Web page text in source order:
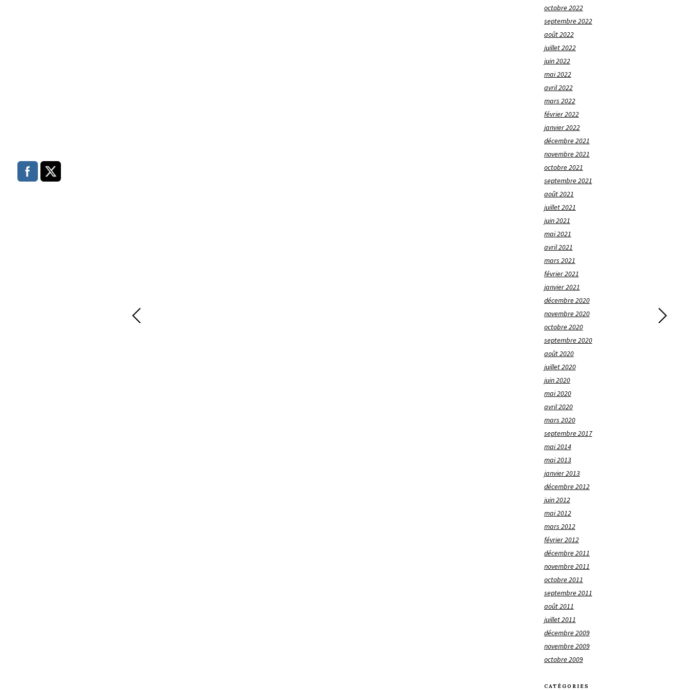
octobre 2022
septembre 2022
août 2022
juillet 2022
juin 2022
mai 2022
avril 2022
mars 2022
février 2022
janvier 2022
décembre 2021
novembre 2021
octobre 2021
septembre 2021
août 2021
juillet 2021
juin 2021
mai 2021
avril 2021
mars 2021
février 2021
janvier 2021
décembre 2020
novembre 2020
octobre 2020
septembre 2020
août 2020
juillet 2020
juin 2020
mai 2020
avril 2020
mars 2020
septembre 2017
mai 2014
mai 2013
janvier 2013
décembre 2012
juin 2012
mai 2012
mars 2012
février 2012
décembre 2011
novembre 2011
octobre 2011
septembre 2011
août 2011
juillet 2011
décembre 2009
novembre 2009
octobre 2009
CATÉGORIES